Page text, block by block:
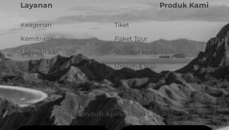
Layanan
Keagenan
Kemitraan
Layanan API
Urus Dokumen
Produk Kami
Tiket
Paket Tour
Voucher Hotel
Umroh & Haji
Pulsa dan PPOB
Unduh Aplikasinya :